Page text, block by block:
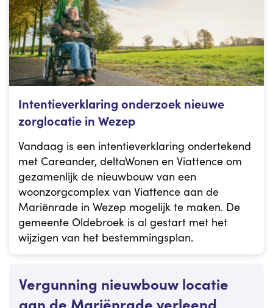
Vergunning nieuwbouw locatie
aan de Mariënrade verleend
Intentieverklaring onderzoek nieuwe
zorglocatie in Wezep
Vandaag is een intentieverklaring ondertekend
met Careander, deltaWonen en Viattence om
gezamenlijk de nieuwbouw van een
woonzorgcomplex van Viattence aan de
Mariënrade in Wezep mogelijk te maken. De
gemeente Oldebroek is al gestart met het
wijzigen van het bestemmingsplan.